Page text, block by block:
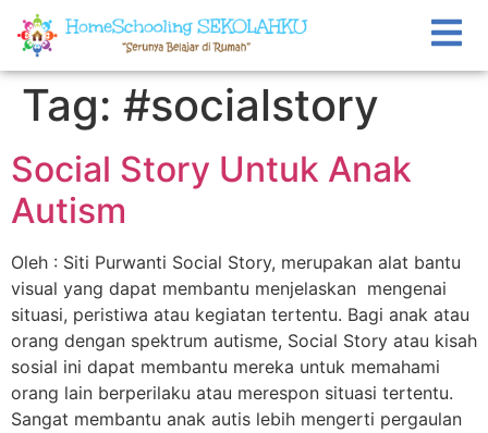
Tag: #socialstory
Social Story Untuk Anak
Autism
Oleh : Siti Purwanti Social Story, merupakan alat bantu
visual yang dapat membantu menjelaskan mengenai
situasi, peristiwa atau kegiatan tertentu. Bagi anak atau
orang dengan spektrum autisme, Social Story atau kisah
sosial ini dapat membantu mereka untuk memahami
orang lain berperilaku atau merespon situasi tertentu.
Sangat membantu anak autis lebih mengerti pergaulan